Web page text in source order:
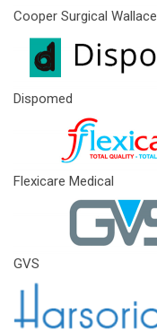
Cooper Surgical Wallace
Dispomed
Flexicare Medical
GVS